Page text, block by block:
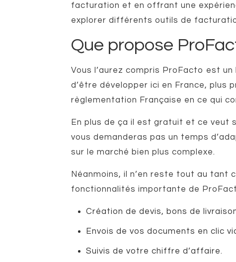
facturation et en offrant une
explorer différents outils de
Que propose
Vous l’aurez compris ProFacto est
d’être développer ici en France, plus
règlementation Française en ce qui
En plus de ça il est gratuit et ce veut
vous demanderas pas un temps
sur le marché bien plus complexe.
Néanmoins, il n’en reste tout au tant
fonctionnalités importante de
Création de devis, bons de
Envois de vos documents en clic
Suivis de votre chiffre d’affaire.